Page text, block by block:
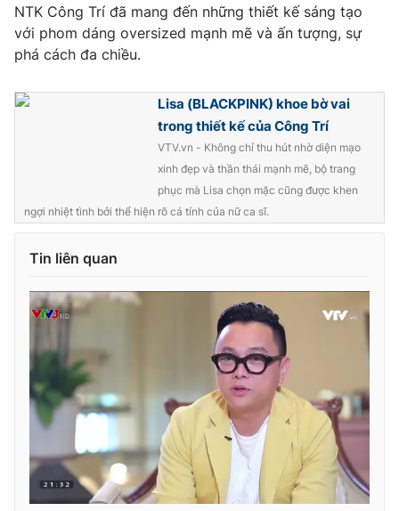
NTK Công Trí đã mang đến những thiết kế sáng tạo
với phom dáng oversized mạnh mẽ và ấn tượng, sự
phá cách đa chiều.
Lisa (BLACKPINK) khoe bờ vai
trong thiết kế của Công Trí
VTV.vn - Không chỉ thu hút nhờ diện mạo
xinh đẹp và thần thái mạnh mẽ, bộ trang
phục mà Lisa chọn mặc cũng được khen
ngợi nhiệt tình bởi thể hiện rõ cá tính của nữ ca sĩ.
Tin liên quan